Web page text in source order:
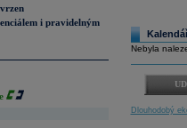
i pravidelným
Nebyla
Dlouhodobý